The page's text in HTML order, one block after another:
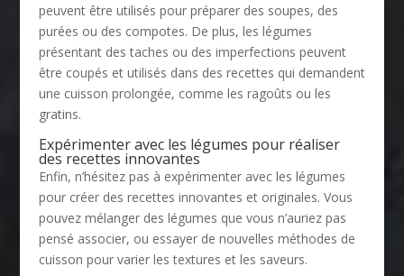
peuvent être utilisés pour préparer des soupes, des
purées ou des compotes. De plus, les légumes
présentant des taches ou des imperfections peuvent
être coupés et utilisés dans des recettes qui demandent
une cuisson prolongée, comme les ragoûts ou les
gratins.
Expérimenter avec les légumes pour réaliser
des recettes innovantes
Enfin, n’hésitez pas à expérimenter avec les légumes
pour créer des recettes innovantes et originales. Vous
pouvez mélanger des légumes que vous n’auriez pas
pensé associer, ou essayer de nouvelles méthodes de
cuisson pour varier les textures et les saveurs.